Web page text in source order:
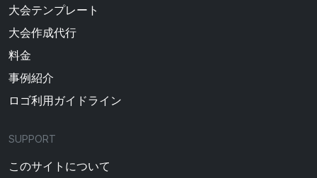
大会テンプレート
大会作成代行
料金
事例紹介
ロゴ利用ガイドライン
SUPPORT
このサイトについて